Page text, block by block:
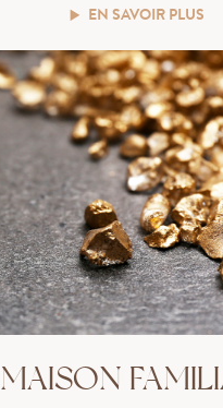
EN SAVOIR PLUS
MAISON